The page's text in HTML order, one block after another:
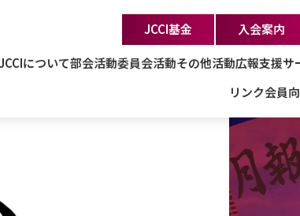
JCCI基金 入会案内
について部会活動委員会活動その他活動広報支援サ
リンク会員